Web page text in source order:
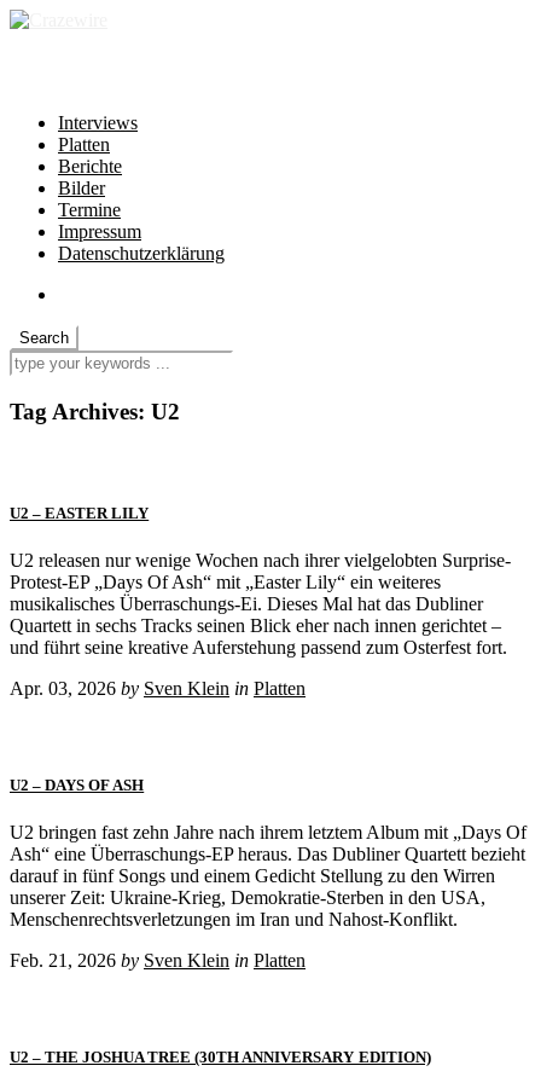
Interviews
Platten
Berichte
Bilder
Termine
Impressum
Datenschutzerklärung
Tag Archives: U2
U2 – EASTER LILY
U2 releasen nur wenige Wochen nach ihrer vielgelobten Surprise-
Protest-EP „Days Of Ash“ mit „Easter Lily“ ein weiteres
musikalisches Überraschungs-Ei. Dieses Mal hat das Dubliner
Quartett in sechs Tracks seinen Blick eher nach innen gerichtet –
und führt seine kreative Auferstehung passend zum Osterfest fort.
Apr. 03, 2026 by Sven Klein in Platten
U2 – DAYS OF ASH
U2 bringen fast zehn Jahre nach ihrem letztem Album mit „Days Of
Ash“ eine Überraschungs-EP heraus. Das Dubliner Quartett bezieht
darauf in fünf Songs und einem Gedicht Stellung zu den Wirren
unserer Zeit: Ukraine-Krieg, Demokratie-Sterben in den USA,
Menschenrechtsverletzungen im Iran und Nahost-Konflikt.
Feb. 21, 2026 by Sven Klein in Platten
U2 – THE JOSHUA TREE (30TH ANNIVERSARY EDITION)